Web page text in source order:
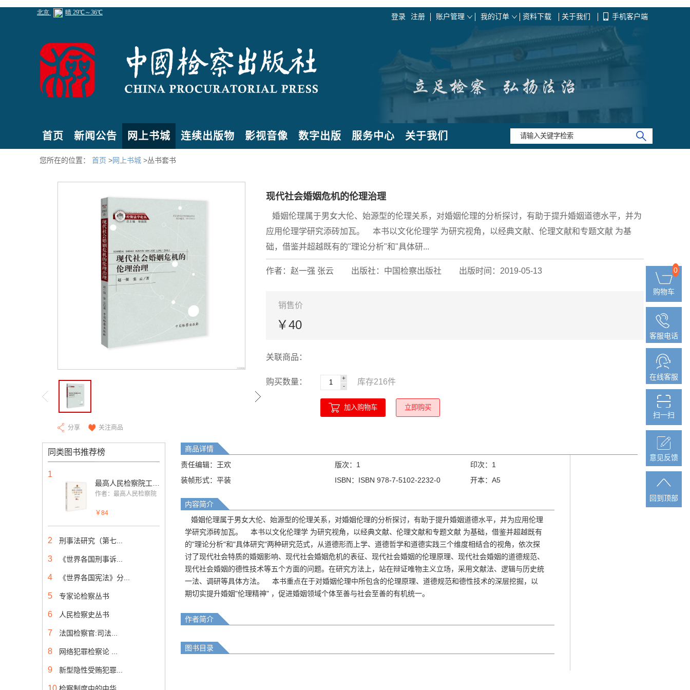
登录 注册 账户管理 我的订单 资料下载 关于我们 手机客户端
首页 新闻公告 网上书城 连续出版物 影视音像 数字出版 服务中心 关于我们
您所在的位置： 首页 >网上书城 >丛书套书
分享 关注商品
现代社会婚姻危机的伦理治理
婚姻伦理属于男女大伦、始源型的伦理关系，对婚姻伦理的分析探讨，有助于提升婚姻道德水平，并为
应用伦理学研究添砖加瓦。 本书以文化伦理学 为研究视角，以经典文献、伦理文献和专题文献 为基
础，借鉴并超越既有的"理论分析"和"具体研...
作者：赵一强 张云 出版社：中国检察出版社 出版时间：2019-05-13
销售价
￥40
关联商品：
购买数量：
+
-
库存216件
加入购物车 立即购买
同类图书推荐榜
1
作者：最高人民检察院
￥84
2 刑事法研究（第七...
3 《世界各国刑事诉...
4 《世界各国宪法》分...
5 专家论检察丛书
6 人民检察史丛书
7 法国检察官:司法...
8 网络犯罪检察论 ...
9 新型隐性受贿犯罪...
10
商品详情
责任编辑：王欢
版次：1
印次：1
装帧形式：平装
ISBN：ISBN 978-7-5102-2232-0 开本：A5
内容简介
婚姻伦理属于男女大伦、始源型的伦理关系，对婚姻伦理的分析探讨，有助于提升婚姻道德水平，并为应用伦理
学研究添砖加瓦。 本书以文化伦理学 为研究视角，以经典文献、伦理文献和专题文献 为基础，借鉴并超越既有
的"理论分析"和"具体研究"两种研究范式，从道德形而上学、道德哲学和道德实践三个维度相结合的视角，依次探
讨了现代社会特质的婚姻影响、现代社会婚姻危机的表征、现代社会婚姻的伦理原理、现代社会婚姻的道德规范、
现代社会婚姻的德性技术等五个方面的问题。在研究方法上，站在辩证唯物主义立场，采用文献法、逻辑与历史统
一法、调研等具体方法。 本书重点在于对婚姻伦理中所包含的伦理原理、道德规范和德性技术的深层挖掘，以
期切实提升婚姻"伦理精神" ，促进婚姻领域个体至善与社会至善的有机统一。
作者简介
图书目录
0
购物车
客服电话
在线客服
扫一扫
意见反馈
回到顶部
0
购物车
客服电话
在线客服
扫一扫
意见反馈
回到顶部